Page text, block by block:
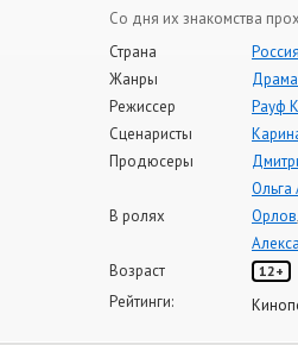
Со дня их знакомства
Страна
Россия
Жанры
Драма
Режиссер
Рауф
Сценаристы
Продюсеры
В ролях
Ольга
Орлов,
Возраст
12+
Рейтинги: